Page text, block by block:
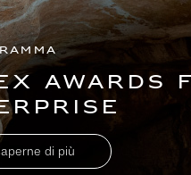
Awards
di più